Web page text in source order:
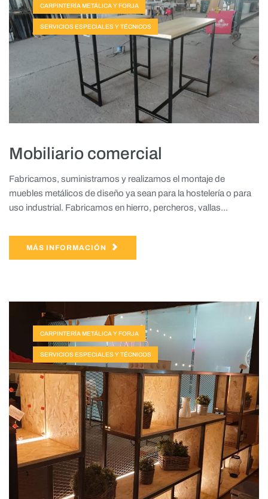
CARPINTERÍA METÁLICA Y FORJA
SERVICIOS ESPECIALES Y TÉCNICOS
Mobiliario comercial
Fabricamos, suministramos y realizamos el montaje de
muebles metálicos de diseño ya sean para la hostelería o para
uso industrial. Fabricamos en hierro, percheros, vallas...
MÁS INFORMACIÓN
CARPINTERÍA METÁLICA Y FORJA
SERVICIOS ESPECIALES Y TÉCNICOS